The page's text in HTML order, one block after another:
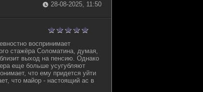
28-08-2025, 11:50
воспринимает
стажёра Соломатина, думая,
выход на пенсию. Однако
еще больше усугубляют
что ему придется уйти
что майор - настоящий ас в